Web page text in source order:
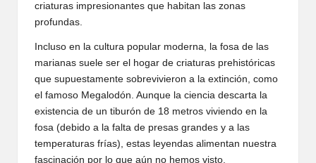
criaturas impresionantes que habitan las zonas
profundas.
Incluso en la cultura popular moderna, la fosa de las
marianas suele ser el hogar de criaturas prehistóricas
que supuestamente sobrevivieron a la extinción, como
el famoso Megalodón. Aunque la ciencia descarta la
existencia de un tiburón de 18 metros viviendo en la
fosa (debido a la falta de presas grandes y a las
temperaturas frías), estas leyendas alimentan nuestra
fascinación por lo que aún no hemos visto.